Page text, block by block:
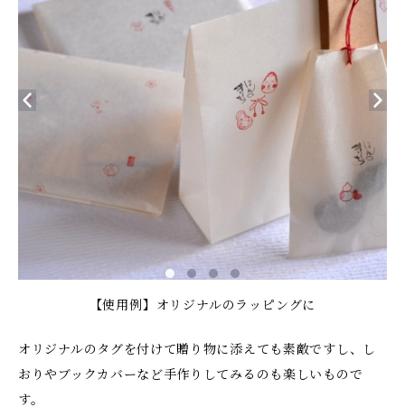
【使用例】オリジナルのラッピングに
オリジナルのタグを付けて贈り物に添えても素敵ですし、し
おりやブックカバーなど手作りしてみるのも楽しいもので
す。